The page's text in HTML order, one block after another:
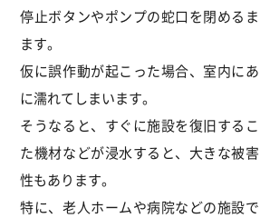
停止ボタンやポンプの蛇口を閉める
ます。
仮に誤作動が起こった場合、室内に
に濡れてしまいます。
そうなると、すぐに施設を復旧する
た機材などが浸水すると、大きな被
性もあります。
特に、老人ホームや病院などの施設